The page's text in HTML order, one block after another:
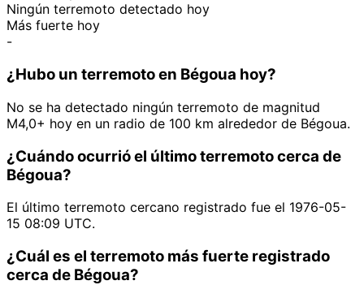
Ningún terremoto detectado hoy
Más fuerte hoy
-
¿Hubo un terremoto en Bégoua hoy?
No se ha detectado ningún terremoto de magnitud
M4,0+ hoy en un radio de 100 km alrededor de Bégoua.
¿Cuándo ocurrió el último terremoto cerca de
Bégoua?
El último terremoto cercano registrado fue el 1976-05-
15 08:09 UTC.
¿Cuál es el terremoto más fuerte registrado
cerca de Bégoua?